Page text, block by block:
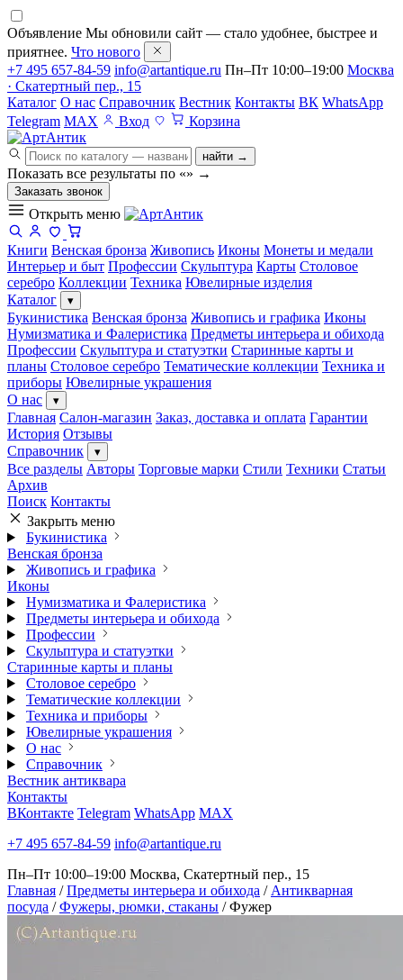
Объявление Мы обновили сайт — стало удобнее, быстрее и
приятнее. Что нового
+7 495 657-84-59 info@artantique.ru Пн–Пт 10:00–19:00 Москва
· Скатертный пер., 15
Каталог О нас Справочник Вестник Контакты ВК WhatsApp
Telegram MAX Вход Корзина
найти →
Показать все результаты по «» →
Заказать звонок
Открыть меню
Книги Венская бронза Живопись Иконы Монеты и медали
Интерьер и быт Профессии Скульптура Карты Столовое
серебро Коллекции Техника Ювелирные изделия
Каталог
▾
Букинистика Венская бронза Живопись и графика Иконы
Нумизматика и Фалеристика Предметы интерьера и обихода
Профессии Скульптура и статуэтки Старинные карты и
планы Столовое серебро Тематические коллекции Техника и
приборы Ювелирные украшения
О нас
▾
Главная Салон-магазин Заказ, доставка и оплата Гарантии
История Отзывы
Справочник
▾
Все разделы Авторы Торговые марки Стили Техники Статьи
Архив
Поиск Контакты
Закрыть меню
Букинистика
Венская бронза
Живопись и графика
Иконы
Нумизматика и Фалеристика
Предметы интерьера и обихода
Профессии
Скульптура и статуэтки
Старинные карты и планы
Столовое серебро
Тематические коллекции
Техника и приборы
Ювелирные украшения
О нас
Справочник
Вестник антиквара
Контакты
ВКонтакте Telegram WhatsApp MAX
+7 495 657-84-59 info@artantique.ru
Пн–Пт 10:00–19:00 Москва, Скатертный пер., 15
Главная / Предметы интерьера и обихода / Антикварная
посуда / Фужеры, рюмки, стаканы / Фужер